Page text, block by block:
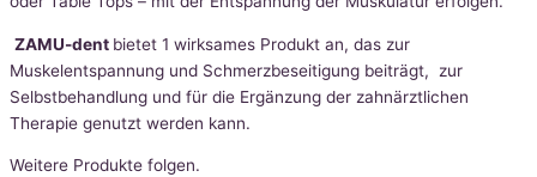
ZAMU-dent bietet 1 wirksames Produkt an, das zur
Muskelentspannung und Schmerzbeseitigung beiträgt, zur
Selbstbehandlung und für die Ergänzung der zahnärztlichen
Therapie genutzt werden kann.
Weitere Produkte folgen.